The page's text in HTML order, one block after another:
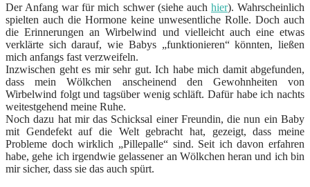
Der Anfang war für mich schwer (siehe auch hier). Wahrscheinlich
spielten auch die Hormone keine unwesentliche Rolle. Doch auch
die Erinnerungen an Wirbelwind und vielleicht auch eine etwas
verklärte sich darauf, wie Babys „funktionieren“ könnten, ließen
mich anfangs fast verzweifeln.
Inzwischen geht es mir sehr gut. Ich habe mich damit abgefunden,
dass mein Wölkchen anscheinend den Gewohnheiten von
Wirbelwind folgt und tagsüber wenig schläft. Dafür habe ich nachts
weitestgehend meine Ruhe.
Noch dazu hat mir das Schicksal einer Freundin, die nun ein Baby
mit Gendefekt auf die Welt gebracht hat, gezeigt, dass meine
Probleme doch wirklich „Pillepalle“ sind. Seit ich davon erfahren
habe, gehe ich irgendwie gelassener an Wölkchen heran und ich bin
mir sicher, dass sie das auch spürt.